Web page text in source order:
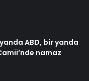
ABD, bir yanda
namaz